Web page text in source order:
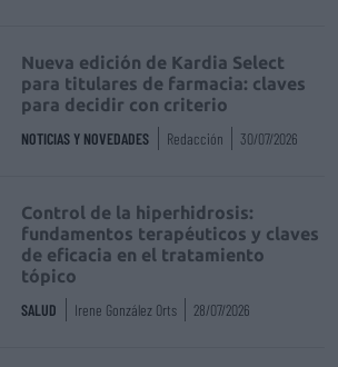
Nueva edición de Kardia Select
para titulares de farmacia: claves
para decidir con criterio
NOTICIAS Y NOVEDADES Redacción 30/07/2026
Control de la hiperhidrosis:
fundamentos terapéuticos y claves
de eficacia en el tratamiento
tópico
SALUD Irene González Orts 28/07/2026